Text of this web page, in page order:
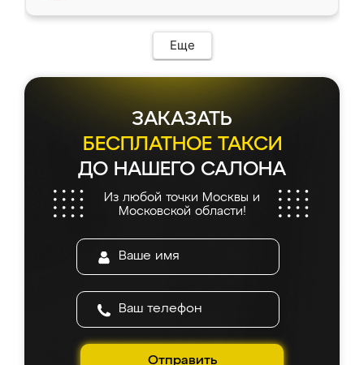
Еще
ЗАКАЗАТЬ
БЕСПЛАТНОЕ ТАКСИ
ДО НАШЕГО САЛОНА
Из любой точки Москвы и
Московской области!
Отправить